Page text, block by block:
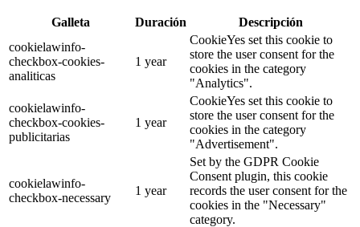
Galleta Duración
Descripción
cookielawinfo-
checkbox-cookies-
analiticas
1 year
CookieYes set this cookie to
store the user consent for the
cookies in the category
"Analytics".
cookielawinfo-
checkbox-cookies-
publicitarias
1 year
CookieYes set this cookie to
store the user consent for the
cookies in the category
"Advertisement".
cookielawinfo-
checkbox-necessary
1 year
Set by the GDPR Cookie
Consent plugin, this cookie
records the user consent for the
cookies in the "Necessary"
category.